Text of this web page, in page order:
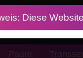
Paare
Diese